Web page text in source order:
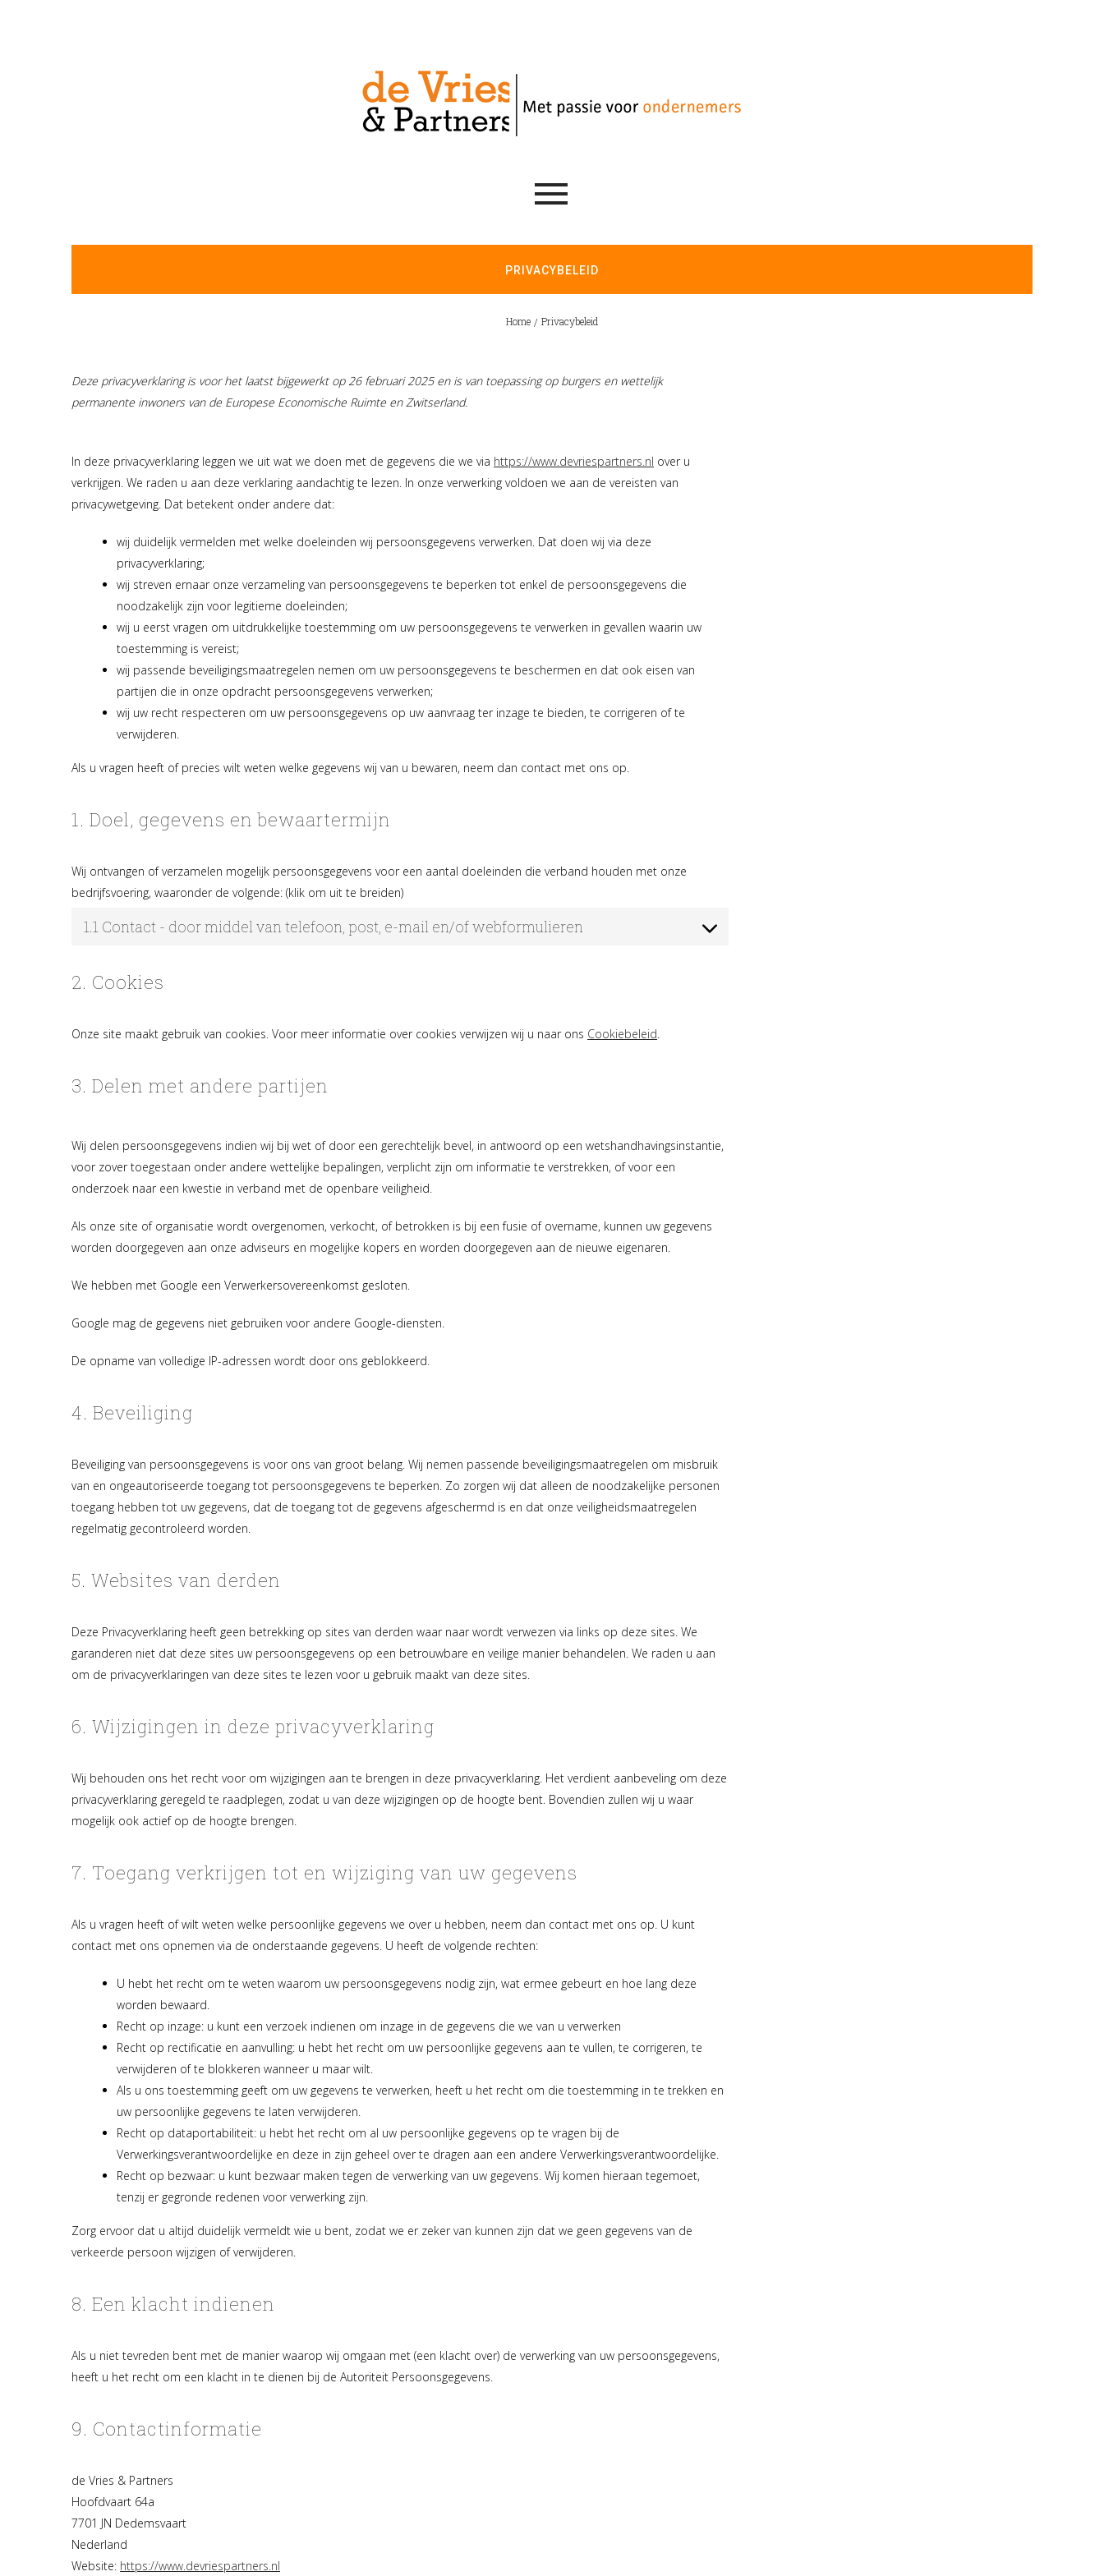
PRIVACYBELEID
Home / Privacybeleid
Deze privacyverklaring is voor het laatst bijgewerkt op 26 februari 2025 en is van toepassing op burgers en wettelijk
permanente inwoners van de Europese Economische Ruimte en Zwitserland.
In deze privacyverklaring leggen we uit wat we doen met de gegevens die we via https://www.devriespartners.nl over u
verkrijgen. We raden u aan deze verklaring aandachtig te lezen. In onze verwerking voldoen we aan de vereisten van
privacywetgeving. Dat betekent onder andere dat:
wij duidelijk vermelden met welke doeleinden wij persoonsgegevens verwerken. Dat doen wij via deze
privacyverklaring;
wij streven ernaar onze verzameling van persoonsgegevens te beperken tot enkel de persoonsgegevens die
noodzakelijk zijn voor legitieme doeleinden;
wij u eerst vragen om uitdrukkelijke toestemming om uw persoonsgegevens te verwerken in gevallen waarin uw
toestemming is vereist;
wij passende beveiligingsmaatregelen nemen om uw persoonsgegevens te beschermen en dat ook eisen van
partijen die in onze opdracht persoonsgegevens verwerken;
wij uw recht respecteren om uw persoonsgegevens op uw aanvraag ter inzage te bieden, te corrigeren of te
verwijderen.
Als u vragen heeft of precies wilt weten welke gegevens wij van u bewaren, neem dan contact met ons op.
1. Doel, gegevens en bewaartermijn
Wij ontvangen of verzamelen mogelijk persoonsgegevens voor een aantal doeleinden die verband houden met onze
bedrijfsvoering, waaronder de volgende: (klik om uit te breiden)
1.1 Contact - door middel van telefoon, post, e-mail en/of webformulieren
2. Cookies
Onze site maakt gebruik van cookies. Voor meer informatie over cookies verwijzen wij u naar ons Cookiebeleid.
3. Delen met andere partijen
Wij delen persoonsgegevens indien wij bij wet of door een gerechtelijk bevel, in antwoord op een wetshandhavingsinstantie,
voor zover toegestaan onder andere wettelijke bepalingen, verplicht zijn om informatie te verstrekken, of voor een
onderzoek naar een kwestie in verband met de openbare veiligheid.
Als onze site of organisatie wordt overgenomen, verkocht, of betrokken is bij een fusie of overname, kunnen uw gegevens
worden doorgegeven aan onze adviseurs en mogelijke kopers en worden doorgegeven aan de nieuwe eigenaren.
We hebben met Google een Verwerkersovereenkomst gesloten.
Google mag de gegevens niet gebruiken voor andere Google-diensten.
De opname van volledige IP-adressen wordt door ons geblokkeerd.
4. Beveiliging
Beveiliging van persoonsgegevens is voor ons van groot belang. Wij nemen passende beveiligingsmaatregelen om misbruik
van en ongeautoriseerde toegang tot persoonsgegevens te beperken. Zo zorgen wij dat alleen de noodzakelijke personen
toegang hebben tot uw gegevens, dat de toegang tot de gegevens afgeschermd is en dat onze veiligheidsmaatregelen
regelmatig gecontroleerd worden.
5. Websites van derden
Deze Privacyverklaring heeft geen betrekking op sites van derden waar naar wordt verwezen via links op deze sites. We
garanderen niet dat deze sites uw persoonsgegevens op een betrouwbare en veilige manier behandelen. We raden u aan
om de privacyverklaringen van deze sites te lezen voor u gebruik maakt van deze sites.
6. Wijzigingen in deze privacyverklaring
Wij behouden ons het recht voor om wijzigingen aan te brengen in deze privacyverklaring. Het verdient aanbeveling om deze
privacyverklaring geregeld te raadplegen, zodat u van deze wijzigingen op de hoogte bent. Bovendien zullen wij u waar
mogelijk ook actief op de hoogte brengen.
7. Toegang verkrijgen tot en wijziging van uw gegevens
Als u vragen heeft of wilt weten welke persoonlijke gegevens we over u hebben, neem dan contact met ons op. U kunt
contact met ons opnemen via de onderstaande gegevens. U heeft de volgende rechten:
U hebt het recht om te weten waarom uw persoonsgegevens nodig zijn, wat ermee gebeurt en hoe lang deze
worden bewaard.
Recht op inzage: u kunt een verzoek indienen om inzage in de gegevens die we van u verwerken
Recht op rectificatie en aanvulling: u hebt het recht om uw persoonlijke gegevens aan te vullen, te corrigeren, te
verwijderen of te blokkeren wanneer u maar wilt.
Als u ons toestemming geeft om uw gegevens te verwerken, heeft u het recht om die toestemming in te trekken en
uw persoonlijke gegevens te laten verwijderen.
Recht op dataportabiliteit: u hebt het recht om al uw persoonlijke gegevens op te vragen bij de
Verwerkingsverantwoordelijke en deze in zijn geheel over te dragen aan een andere Verwerkingsverantwoordelijke.
Recht op bezwaar: u kunt bezwaar maken tegen de verwerking van uw gegevens. Wij komen hieraan tegemoet,
tenzij er gegronde redenen voor verwerking zijn.
Zorg ervoor dat u altijd duidelijk vermeldt wie u bent, zodat we er zeker van kunnen zijn dat we geen gegevens van de
verkeerde persoon wijzigen of verwijderen.
8. Een klacht indienen
Als u niet tevreden bent met de manier waarop wij omgaan met (een klacht over) de verwerking van uw persoonsgegevens,
heeft u het recht om een klacht in te dienen bij de Autoriteit Persoonsgegevens.
9. Contactinformatie
de Vries & Partners
Hoofdvaart 64a
7701 JN Dedemsvaart
Nederland
Website: https://www.devriespartners.nl